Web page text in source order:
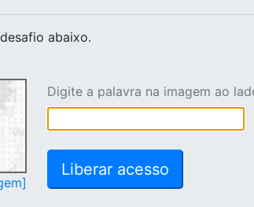
abaixo.
Digite a palavra na imagem ao